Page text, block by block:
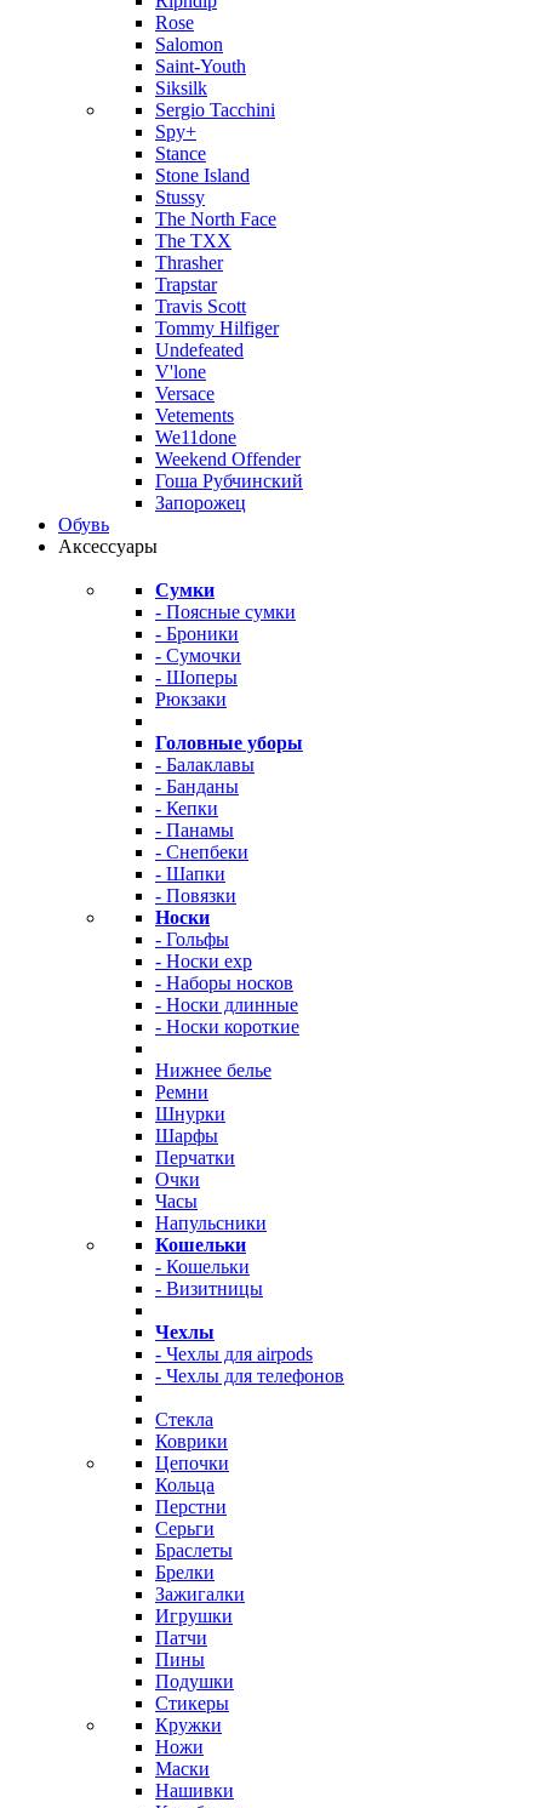
Rose
Salomon
Saint-Youth
Siksilk
Sergio Tacchini
Spy+
Stance
Stone Island
Stussy
The North Face
The TXX
Thrasher
Trapstar
Travis Scott
Tommy Hilfiger
Undefeated
V'lone
Versace
Vetements
We11done
Weekend Offender
Гоша Рубчинский
Запорожец
Обувь
Аксессуары
Сумки
- Поясные сумки
- Броники
- Сумочки
- Шоперы
Рюкзаки
Головные уборы
- Балаклавы
- Банданы
- Кепки
- Панамы
- Снепбеки
- Шапки
- Повязки
Носки
- Гольфы
- Носки exp
- Наборы носков
- Носки длинные
- Носки короткие
Нижнее белье
Ремни
Шнурки
Шарфы
Перчатки
Очки
Часы
Напульсники
Кошельки
- Кошельки
- Визитницы
Чехлы
- Чехлы для airpods
- Чехлы для телефонов
Стекла
Коврики
Цепочки
Кольца
Перстни
Серьги
Браслеты
Брелки
Зажигалки
Игрушки
Патчи
Пины
Подушки
Стикеры
Кружки
Ножи
Маски
Нашивки